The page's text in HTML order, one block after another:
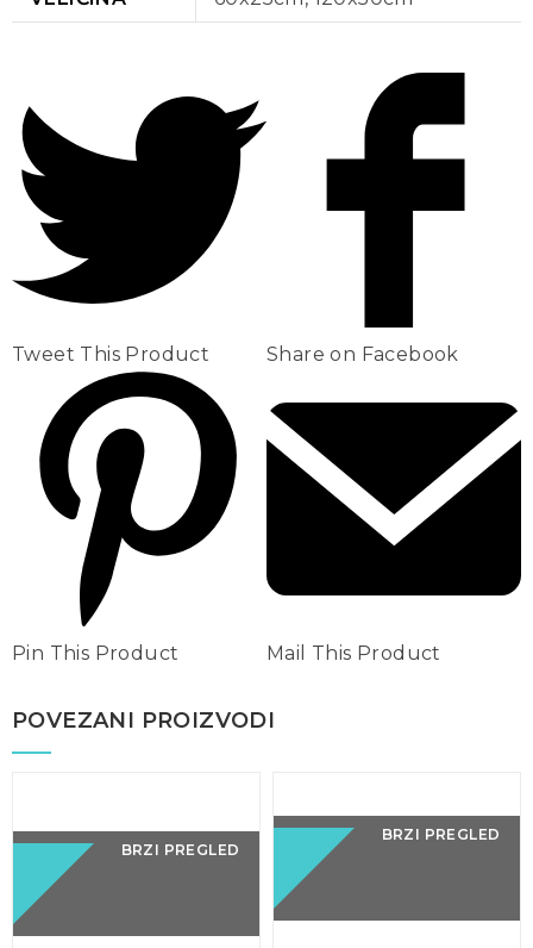
Tweet This Product Share on Facebook
Pin This Product Mail This Product
POVEZANI PROIZVODI
BRZI PREGLED
BRZI PREGLED